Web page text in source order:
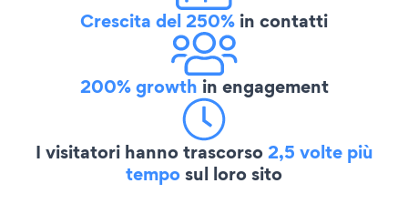
Crescita del 250% in contatti
200% growth in engagement
I visitatori hanno trascorso2,5 volte più
temposul loro sito